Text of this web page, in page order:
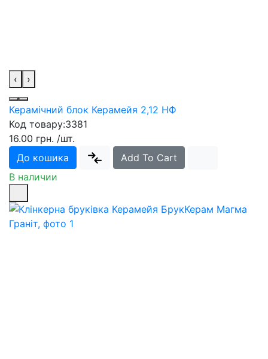
‹ ›
Керамічний блок Керамейя 2,12 НФ
Код товару:3381
16.00 грн. /шт.
До кошика
Add To Cart
В наличии